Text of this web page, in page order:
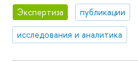
Экспертиза
публикации
исследования и аналитика